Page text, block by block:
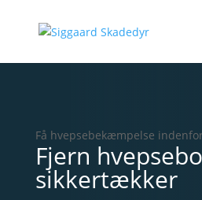
Få hvepsebekæmpelse
Fjern
sikkertækker